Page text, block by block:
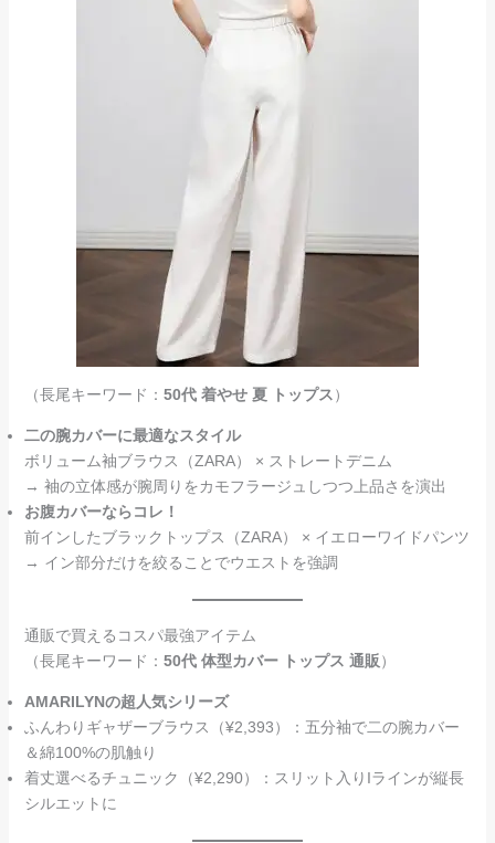
（長尾キーワード： 50代 着やせ 夏 トップス）
二の腕カバーに最適なスタイル
ボリューム袖ブラウス（ZARA） × ストレートデニム
→ 袖の立体感が腕周りをカモフラージュしつつ上品さを演出
お腹カバーならコレ！
前インしたブラックトップス（ZARA） × イエローワイドパンツ
→ イン部分だけを絞ることでウエストを強調
通販で買えるコスパ最強アイテム
（長尾キーワード： 50代 体型カバー トップス 通販）
AMARILYNの超人気シリーズ
ふんわりギャザーブラウス（¥2,393）：五分袖で二の腕カバー
＆綿100%の肌触り
着丈選べるチュニック（¥2,290）：スリット入りIラインが縦長
シルエットに